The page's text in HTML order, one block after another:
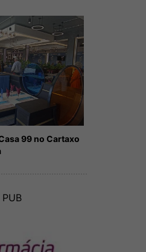
99 no Cartaxo
PUB